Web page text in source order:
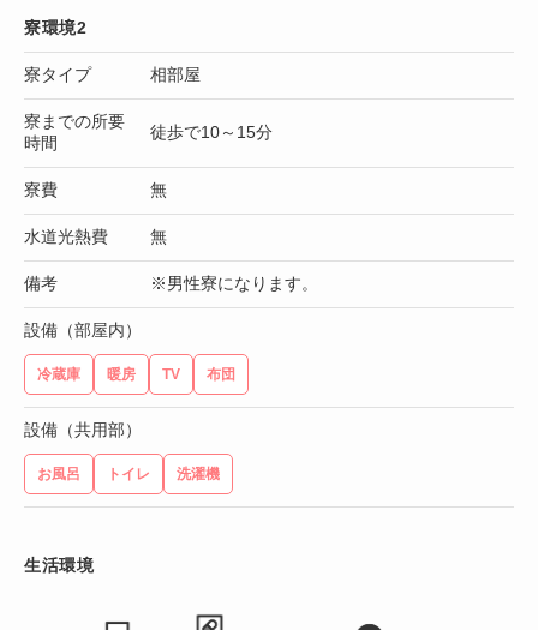
寮環境2
寮タイプ 相部屋
寮までの所要
時間
徒歩で10～15分
寮費 無
水道光熱費 無
備考 ※男性寮になります。
設備（部屋内）
冷蔵庫 暖房 TV 布団
設備（共用部）
お風呂 トイレ 洗濯機
生活環境